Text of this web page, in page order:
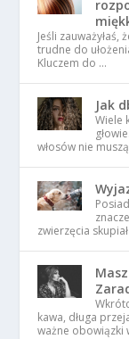
Jeśli zauważyłaś,
trudne do
Kluczem do …
Jak
Wiele
włosów nie
zwierzęcia
kawa, długa
ważne obowiązki